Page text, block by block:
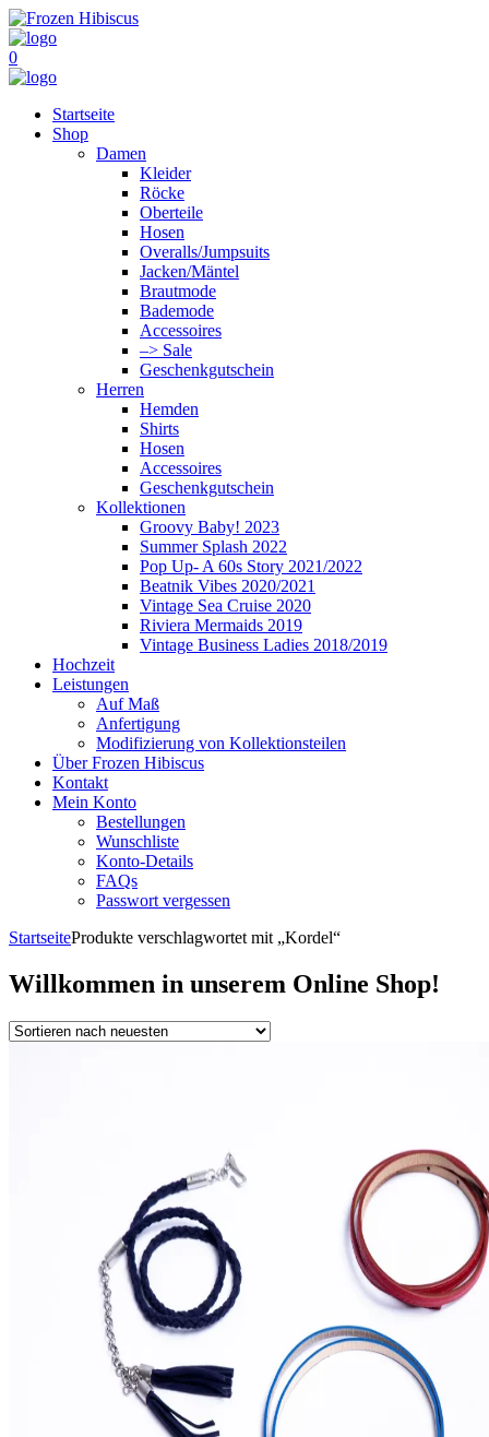
0
Startseite
Shop
Damen
Kleider
Röcke
Oberteile
Hosen
Overalls/Jumpsuits
Jacken/Mäntel
Brautmode
Bademode
Accessoires
–> Sale
Geschenkgutschein
Herren
Hemden
Shirts
Hosen
Accessoires
Geschenkgutschein
Kollektionen
Groovy Baby! 2023
Summer Splash 2022
Pop Up- A 60s Story 2021/2022
Beatnik Vibes 2020/2021
Vintage Sea Cruise 2020
Riviera Mermaids 2019
Vintage Business Ladies 2018/2019
Hochzeit
Leistungen
Auf Maß
Anfertigung
Modifizierung von Kollektionsteilen
Über Frozen Hibiscus
Kontakt
Mein Konto
Bestellungen
Wunschliste
Konto-Details
FAQs
Passwort vergessen
StartseiteProdukte verschlagwortet mit „Kordel“
Willkommen in unserem Online Shop!